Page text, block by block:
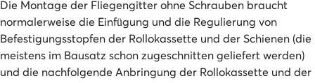
Die Montage der Fliegengitter ohne Schrauben braucht
normalerweise die Einfügung und die Regulierung von
Befestigungsstopfen der Rollokassette und der Schienen (die
meistens im Bausatz schon zugeschnitten geliefert werden)
und die nachfolgende Anbringung der Rollokassette und der